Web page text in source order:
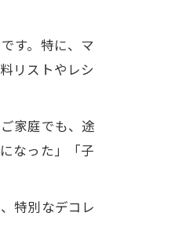
す。特に、マ
リストやレシ
家庭でも、途
なった」「子
特別なデコレ